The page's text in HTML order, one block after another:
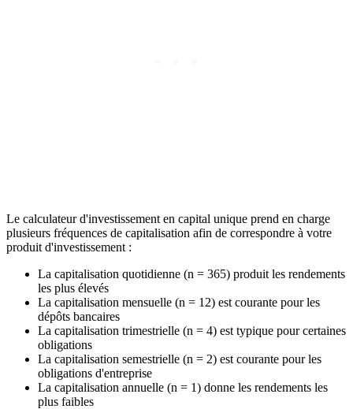
Le calculateur d'investissement en capital unique prend en charge
plusieurs fréquences de capitalisation afin de correspondre à votre
produit d'investissement :
La capitalisation quotidienne (n = 365) produit les rendements
les plus élevés
La capitalisation mensuelle (n = 12) est courante pour les
dépôts bancaires
La capitalisation trimestrielle (n = 4) est typique pour certaines
obligations
La capitalisation semestrielle (n = 2) est courante pour les
obligations d'entreprise
La capitalisation annuelle (n = 1) donne les rendements les
plus faibles